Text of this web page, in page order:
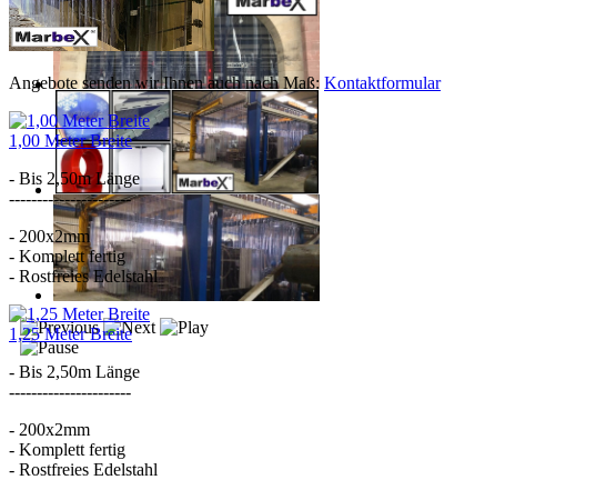
Angebote senden wir Ihnen auch nach Maß: Kontaktformular
1,00 Meter Breite
- Bis 2,50m Länge
----------------------
- 200x2mm
- Komplett fertig
- Rostfreies Edelstahl
1,25 Meter Breite
- Bis 2,50m Länge
----------------------
- 200x2mm
- Komplett fertig
- Rostfreies Edelstahl